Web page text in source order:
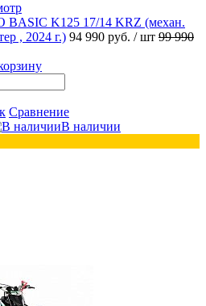
BASIC K125 17/14 KRZ (механ.
, 2024 г.) 94 990 руб. / шт 99 990
Сравнение
В наличии